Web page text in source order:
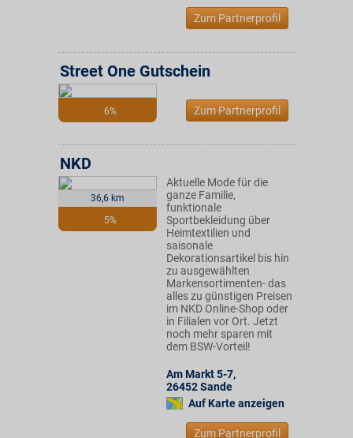
Zum Partnerprofil
6%
Street One Gutschein
Zum Partnerprofil
36,6 km
5%
NKD
Aktuelle Mode für die
ganze Familie,
funktionale
Sportbekleidung über
Heimtextilien und
saisonale
Dekorationsartikel bis hin
zu ausgewählten
Markensortimenten- das
alles zu günstigen Preisen
im NKD Online-Shop oder
in Filialen vor Ort. Jetzt
noch mehr sparen mit
dem BSW-Vorteil!
Am Markt 5-7,
26452Sande
Auf Karte anzeigen
Zum Partnerprofil